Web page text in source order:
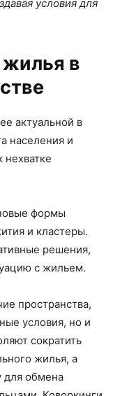
условия для
в
актуальной в
населения и
нехватке
формы
и кластеры.
решения,
с жильем.
пространства,
условия, но и
сократить
жилья, а
для обмена